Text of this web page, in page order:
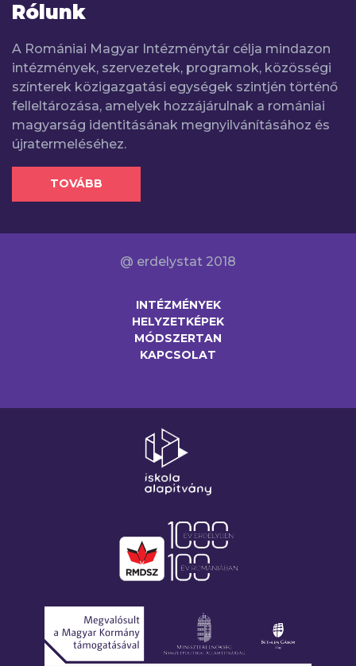
Rólunk
A Romániai Magyar Intézménytár célja mindazon
intézmények, szervezetek, programok, közösségi
színterek közigazgatási egységek szintjén történő
felleltározása, amelyek hozzájárulnak a romániai
magyarság identitásának megnyilvánításához és
újratermeléséhez.
TOVÁBB
@ erdelystat 2018
INTÉZMÉNYEK
HELYZETKÉPEK
MÓDSZERTAN
KAPCSOLAT